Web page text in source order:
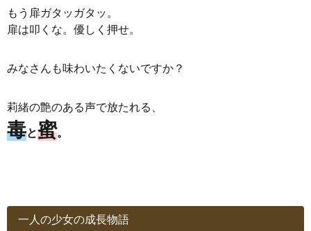
もう扉ガタッガタッ。
扉は叩くな。優しく押せ。
みなさんも味わいたくないですか？
莉緒の艶のある声で放たれる、
毒と蜜。
一人の少女の成長物語